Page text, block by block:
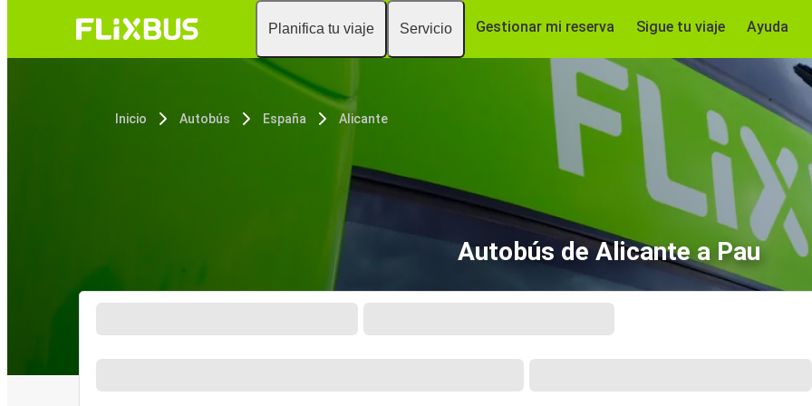
Planifica tu viaje Servicio Gestionar mi reserva Sigue tu viaje Ayuda
Inicio Autobús España Alicante
Autobús de Alicante a Pau